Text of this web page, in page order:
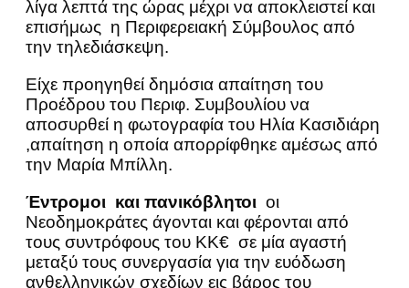
λίγα λεπτά της ώρας μέχρι να αποκλειστεί και
επισήμως η Περιφερειακή Σύμβουλος από
την τηλεδιάσκεψη.
Είχε προηγηθεί δημόσια απαίτηση του
Προέδρου του Περιφ. Συμβουλίου να
αποσυρθεί η φωτογραφία του Ηλία Κασιδιάρη
,απαίτηση η οποία απορρίφθηκε αμέσως από
την Μαρία Μπίλλη.
Έντρομοι και πανικόβλητοι οι
Νεοδημοκράτες άγονται και φέρονται από
τους συντρόφους του ΚΚ€ σε μία αγαστή
μεταξύ τους συνεργασία για την ευόδωση
ανθελληνικών σχεδίων εις βάρος του